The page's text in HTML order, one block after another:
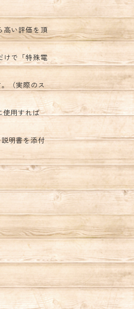
高い評価を頂
けで「特殊電
（実際のス
使用すれば
明書を添付